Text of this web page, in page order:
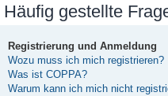
Häufig gestellte
Registrierung und Anmeldung
Wozu muss ich mich registrieren?
Was ist COPPA?
Warum kann ich mich nicht